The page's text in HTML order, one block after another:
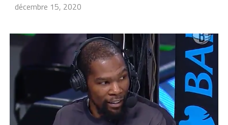
décembre 15, 2020